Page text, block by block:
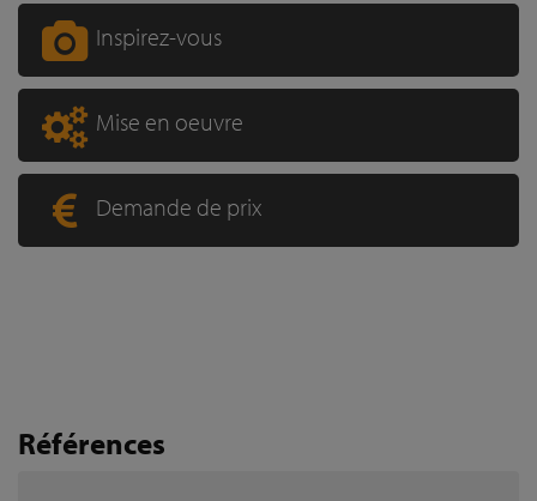
Inspirez-vous
Mise en oeuvre
Demande de prix
Références